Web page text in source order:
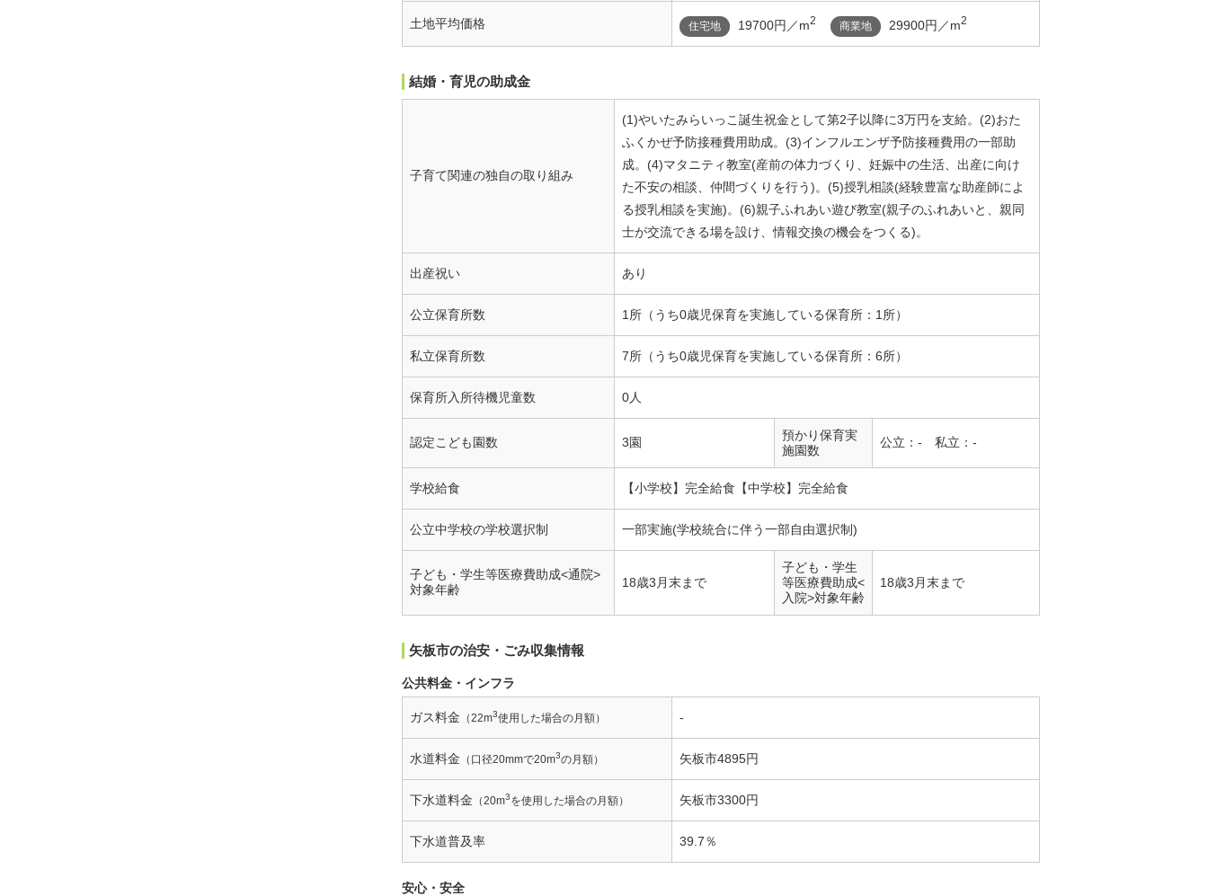
土地平均価格 住宅地 19700円／m2 商業地 29900円／m2
結婚・育児の助成金
子育て関連の独自の取り組み
(1)やいたみらいっこ誕生祝金として第2子以降に3万円を支給。(2)おた
ふくかぜ予防接種費用助成。(3)インフルエンザ予防接種費用の一部助
成。(4)マタニティ教室(産前の体力づくり、妊娠中の生活、出産に向け
た不安の相談、仲間づくりを行う)。(5)授乳相談(経験豊富な助産師によ
る授乳相談を実施)。(6)親子ふれあい遊び教室(親子のふれあいと、親同
士が交流できる場を設け、情報交換の機会をつくる)。
出産祝い あり
公立保育所数 1所（うち0歳児保育を実施している保育所：1所）
私立保育所数 7所（うち0歳児保育を実施している保育所：6所）
保育所入所待機児童数 0人
認定こども園数 3園
預かり保育実
施園数
公立：- 私立：-
学校給食 【小学校】完全給食【中学校】完全給食
公立中学校の学校選択制 一部実施(学校統合に伴う一部自由選択制)
子ども・学生等医療費助成<通院>
対象年齢
18歳3月末まで
子ども・学生
等医療費助成<
入院>対象年齢
18歳3月末まで
矢板市の治安・ごみ収集情報
公共料金・インフラ
ガス料金 （22m3使用した場合の月額） -
水道料金 （口径20mmで20m3の月額） 矢板市4895円
下水道料金 （20m3を使用した場合の月額） 矢板市3300円
下水道普及率 39.7％
安心・安全